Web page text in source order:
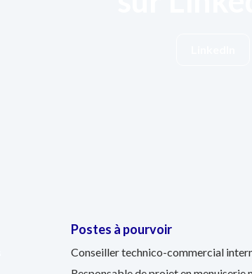
Postes à pourvoir
Conseiller technico-commercial